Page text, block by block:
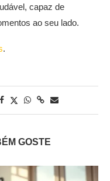
capaz de
ao seu lado.
.
GOSTE